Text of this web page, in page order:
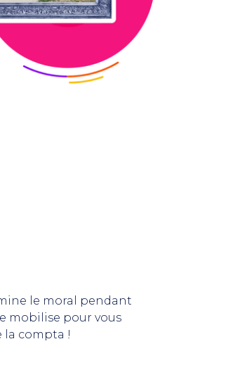
le moral pendant
mobilise pour vous
la compta !